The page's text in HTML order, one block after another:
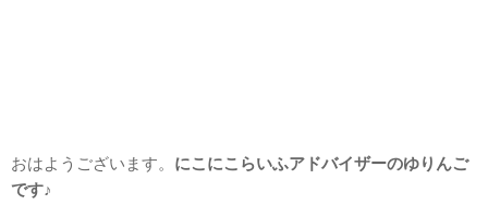
おはようございます。 にこにこらいふアドバイザーのゆりんご
です♪